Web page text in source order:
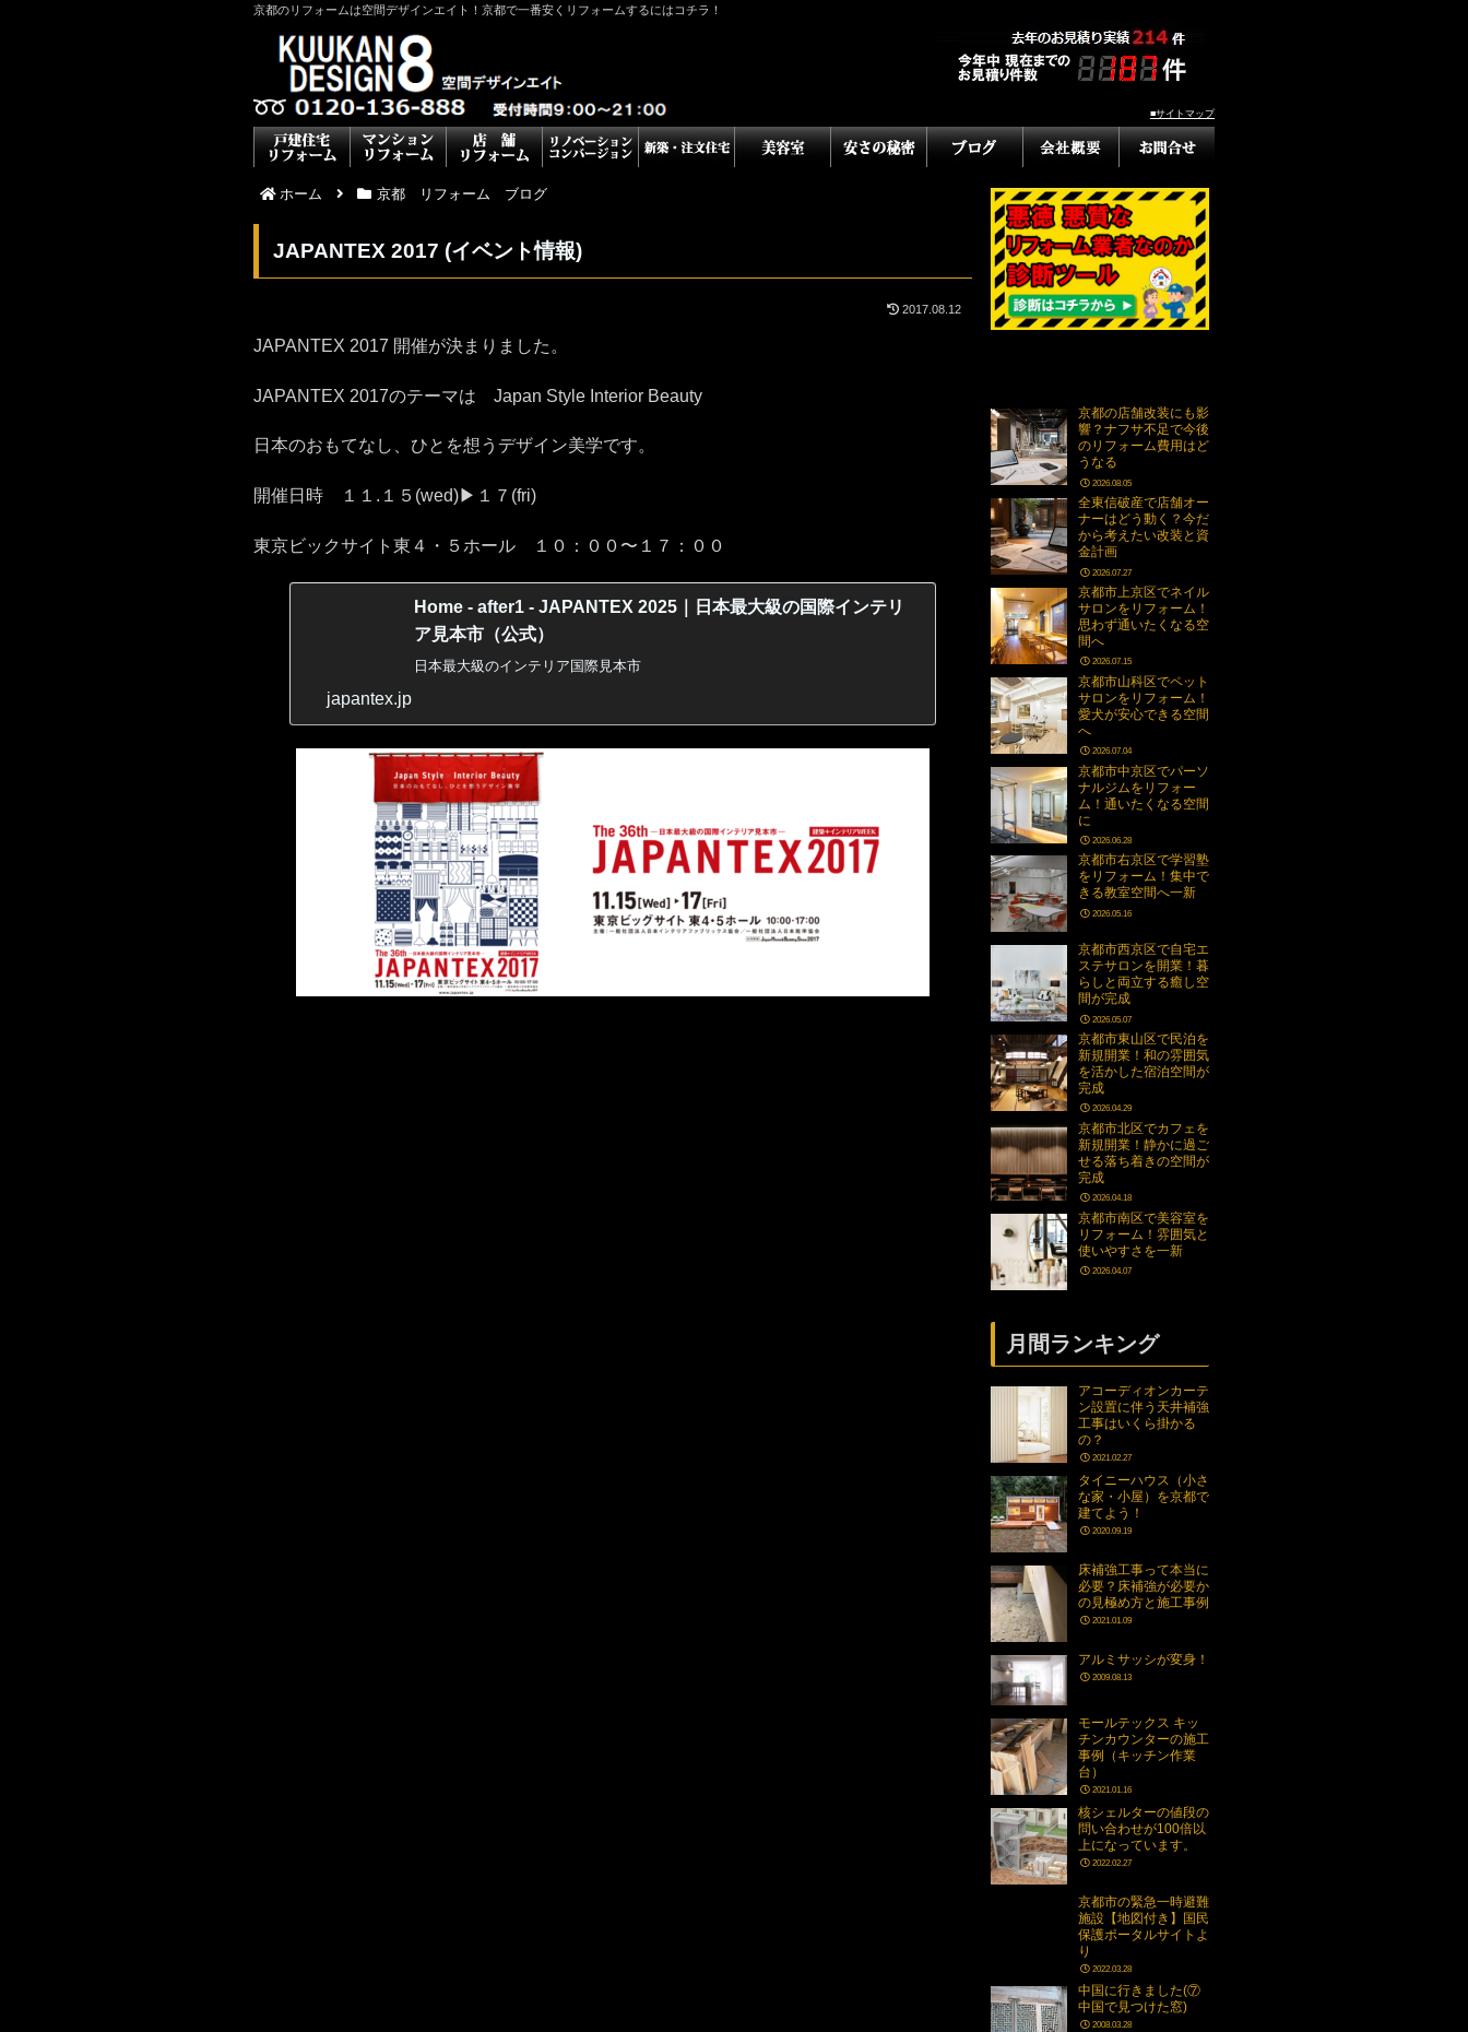
京都のリフォームは空間デザインエイト！京都で一番安くリフォームするにはコチラ！
■サイトマップ
ホーム 京都 リフォーム ブログ
JAPANTEX 2017 (イベント情報)
2017.08.12
JAPANTEX 2017 開催が決まりました。
JAPANTEX 2017のテーマは Japan Style Interior Beauty
日本のおもてなし、ひとを想うデザイン美学です。
開催日時 １１.１５(wed)▶︎１７(fri)
東京ビックサイト東４・５ホール １０：００〜１７：００
Home - after1 - JAPANTEX 2025｜日本最大級の国際インテリ
ア見本市（公式）
日本最大級のインテリア国際見本市
japantex.jp
京都の店舗改装にも影
響？ナフサ不足で今後
のリフォーム費用はど
うなる
2026.08.05
全東信破産で店舗オー
ナーはどう動く？今だ
から考えたい改装と資
金計画
2026.07.27
京都市上京区でネイル
サロンをリフォーム！
思わず通いたくなる空
間へ
2026.07.15
京都市山科区でペット
サロンをリフォーム！
愛犬が安心できる空間
へ
2026.07.04
京都市中京区でパーソ
ナルジムをリフォー
ム！通いたくなる空間
に
2026.06.28
京都市右京区で学習塾
をリフォーム！集中で
きる教室空間へ一新
2026.05.16
京都市西京区で自宅エ
ステサロンを開業！暮
らしと両立する癒し空
間が完成
2026.05.07
京都市東山区で民泊を
新規開業！和の雰囲気
を活かした宿泊空間が
完成
2026.04.29
京都市北区でカフェを
新規開業！静かに過ご
せる落ち着きの空間が
完成
2026.04.18
京都市南区で美容室を
リフォーム！雰囲気と
使いやすさを一新
2026.04.07
月間ランキング
アコーディオンカーテ
ン設置に伴う天井補強
工事はいくら掛かる
の？
2021.02.27
タイニーハウス（小さ
な家・小屋）を京都で
建てよう！
2020.09.19
床補強工事って本当に
必要？床補強が必要か
の見極め方と施工事例
2021.01.09
アルミサッシが変身！
2009.08.13
モールテックス キッ
チンカウンターの施工
事例（キッチン作業
台）
2021.01.16
核シェルターの値段の
問い合わせが100倍以
上になっています。
2022.02.27
京都市の緊急一時避難
施設【地図付き】国民
保護ポータルサイトよ
り
2022.03.28
中国に行きました(⑦
中国で見つけた窓)
2008.03.28